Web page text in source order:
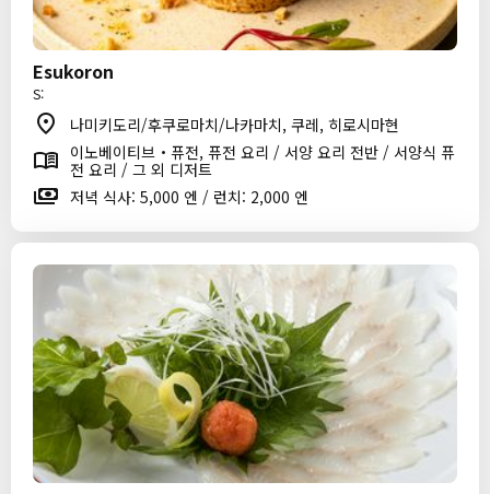
Esukoron
S:
나미키도리/후쿠로마치/나카마치, 쿠레, 히로시마현
이노베이티브・퓨전, 퓨전 요리 / 서양 요리 전반 / 서양식 퓨
전 요리 / 그 외 디저트
저녁 식사: 5,000 엔 / 런치: 2,000 엔